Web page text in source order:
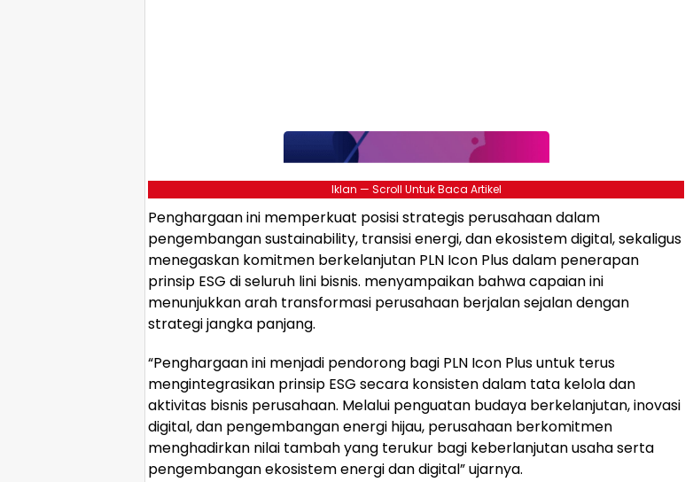
Iklan — Scroll Untuk Baca Artikel
Penghargaan ini memperkuat posisi strategis perusahaan dalam
pengembangan sustainability, transisi energi, dan ekosistem digital, sekaligus
menegaskan komitmen berkelanjutan PLN Icon Plus dalam penerapan
prinsip ESG di seluruh lini bisnis. menyampaikan bahwa capaian ini
menunjukkan arah transformasi perusahaan berjalan sejalan dengan
strategi jangka panjang.
“Penghargaan ini menjadi pendorong bagi PLN Icon Plus untuk terus
mengintegrasikan prinsip ESG secara konsisten dalam tata kelola dan
aktivitas bisnis perusahaan. Melalui penguatan budaya berkelanjutan, inovasi
digital, dan pengembangan energi hijau, perusahaan berkomitmen
menghadirkan nilai tambah yang terukur bagi keberlanjutan usaha serta
pengembangan ekosistem energi dan digital” ujarnya.